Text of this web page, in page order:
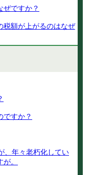
ぜですか？
税額が上がるのはなぜ
ですか？
、年々老朽化してい
。